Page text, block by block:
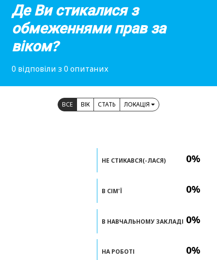
Де Ви стикалися з
обмеженнями прав за
віком?
0 відповіли з 0 опитаних
ВСЕ ВІК СТАТЬ ЛОКАЦІЯ
0%
0%
0%
0%
НЕ СТИКАВСЯ(-ЛАСЯ)
В СІМ'Ї
В НАВЧАЛЬНОМУ ЗАКЛАДІ
НА РОБОТІ